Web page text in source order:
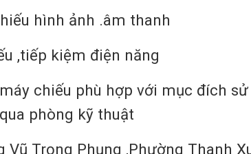
hình ảnh .âm thanh
,tiếp kiệm điện năng
chiếu phù hợp với mục đích sử
phòng kỹ thuật
Trọng Phụng ,Phường Thanh